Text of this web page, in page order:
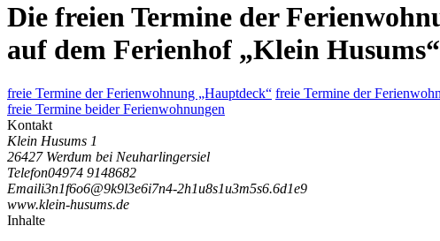
Die freien Termine der
auf dem Ferienhof „Klein Husums“
freie Termine der Ferienwohnung „Hauptdeck“ freie Termine der
freie Termine beider Ferienwohnungen
Kontakt
Klein Husums 1
26427 Werdum bei Neuharlingersiel
Telefon04974 9148682
Emaili3n1f6o6@9k9l3e6i7n4-2h1u8s1u3m5s6.6d1e9
www.klein-husums.de
Inhalte